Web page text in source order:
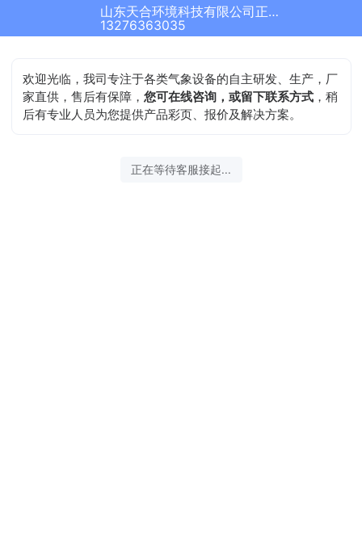
山东天合环境科技有限公司正在为您服务
13276363035
欢迎光临，我司专注于各类气象设备的自主研发、生产，厂
家直供，售后有保障，您可在线咨询，或留下联系方式 ，稍
后有专业人员为您提供产品彩页、报价及解决方案。
正在等待客服接起...